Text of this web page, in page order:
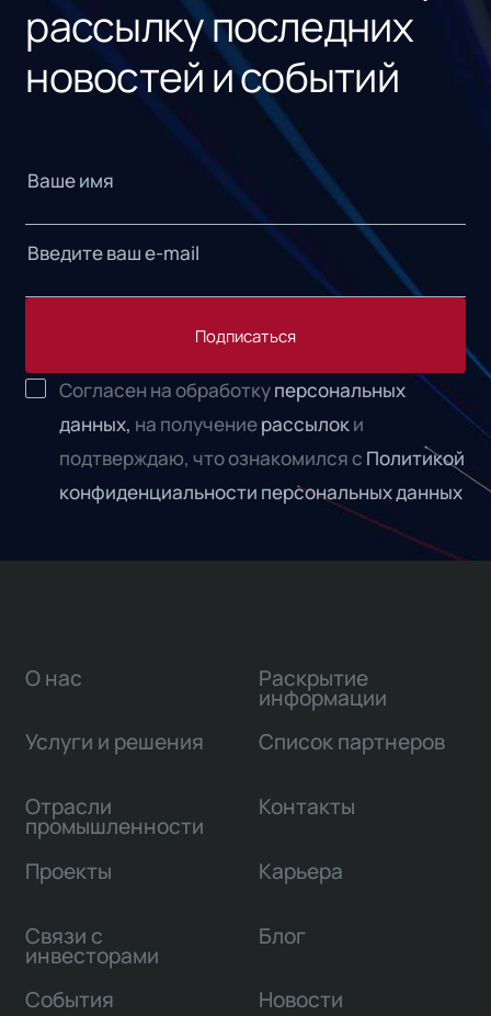
рассылку последних
новостей и событий
Подписаться
Согласен на обработкуперсональных
данных, на получениерассылоки
подтверждаю, что ознакомился с Политикой
конфиденциальности персональных данных
О нас
Услуги и решения
Отрасли
промышленности
Проекты
Связи с
инвесторами
Раскрытие
информации
Список партнеров
Контакты
Карьера
Блог
События Новости